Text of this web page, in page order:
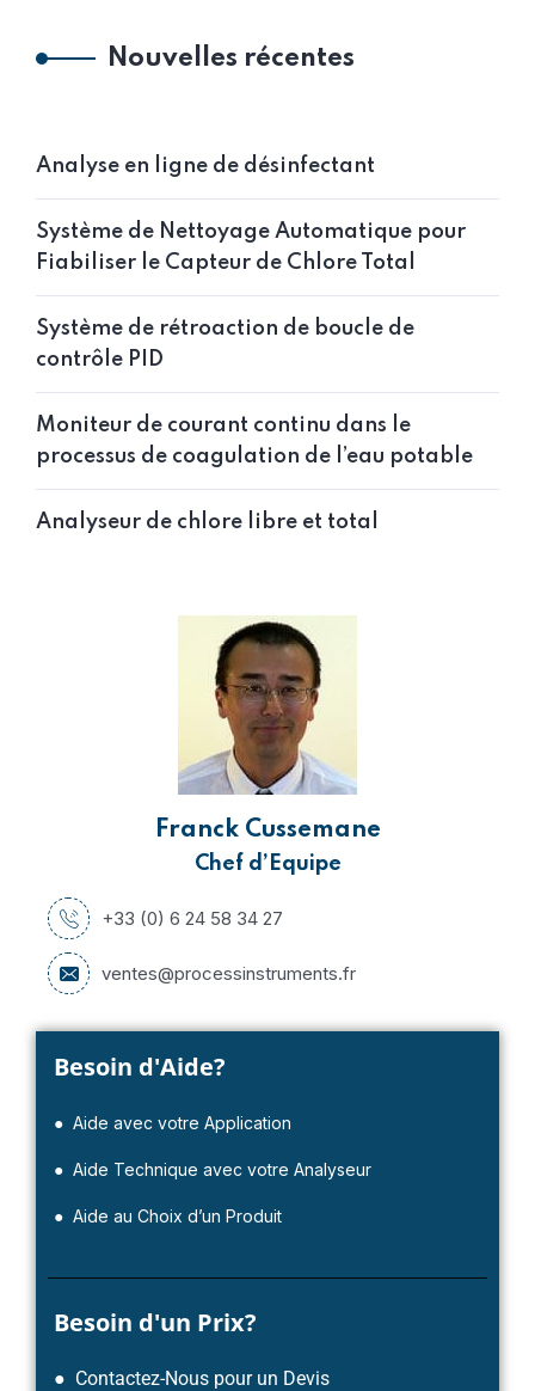
Nouvelles récentes
Analyse en ligne de désinfectant
Système de Nettoyage Automatique pour
Fiabiliser le Capteur de Chlore Total
Système de rétroaction de boucle de
contrôle PID
Moniteur de courant continu dans le
processus de coagulation de l’eau potable
Analyseur de chlore libre et total
Franck Cussemane
Chef d’Equipe
+33 (0) 6 24 58 34 27
ventes@processinstruments.fr
Besoin d'Aide?
● Aide avec votre Application
● Aide Technique avec votre Analyseur
● Aide au Choix d’un Produit
Besoin d'un Prix?
● Contactez-Nous pour un Devis